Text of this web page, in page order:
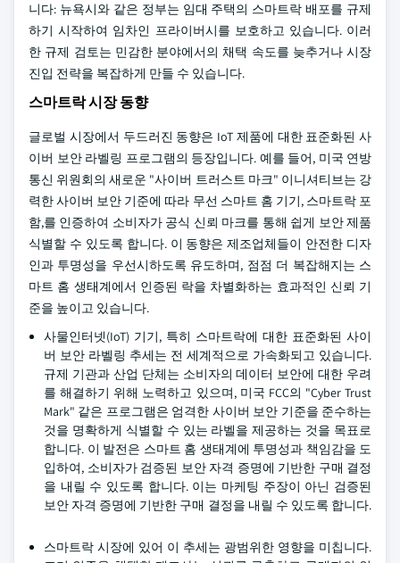
니다: 뉴욕시와 같은 정부는 임대 주택의 스마트락 배포를 규제
하기 시작하여 임차인 프라이버시를 보호하고 있습니다. 이러
한 규제 검토는 민감한 분야에서의 채택 속도를 늦추거나 시장
진입 전략을 복잡하게 만들 수 있습니다.
스마트락 시장 동향
글로벌 시장에서 두드러진 동향은 IoT 제품에 대한 표준화된 사
이버 보안 라벨링 프로그램의 등장입니다. 예를 들어, 미국 연방
통신 위원회의 새로운 "사이버 트러스트 마크" 이니셔티브는 강
력한 사이버 보안 기준에 따라 무선 스마트 홈 기기, 스마트락 포
함,를 인증하여 소비자가 공식 신뢰 마크를 통해 쉽게 보안 제품
식별할 수 있도록 합니다. 이 동향은 제조업체들이 안전한 디자
인과 투명성을 우선시하도록 유도하며, 점점 더 복잡해지는 스
마트 홈 생태계에서 인증된 락을 차별화하는 효과적인 신뢰 기
준을 높이고 있습니다.
사물인터넷(IoT) 기기, 특히 스마트락에 대한 표준화된 사이
버 보안 라벨링 추세는 전 세계적으로 가속화되고 있습니다.
규제 기관과 산업 단체는 소비자의 데이터 보안에 대한 우려
를 해결하기 위해 노력하고 있으며, 미국 FCC의 "Cyber Trust
Mark" 같은 프로그램은 엄격한 사이버 보안 기준을 준수하는
것을 명확하게 식별할 수 있는 라벨을 제공하는 것을 목표로
합니다. 이 발전은 스마트 홈 생태계에 투명성과 책임감을 도
입하여, 소비자가 검증된 보안 자격 증명에 기반한 구매 결정
을 내릴 수 있도록 합니다. 이는 마케팅 주장이 아닌 검증된
보안 자격 증명에 기반한 구매 결정을 내릴 수 있도록 합니다.
스마트락 시장에 있어 이 추세는 광범위한 영향을 미칩니다.